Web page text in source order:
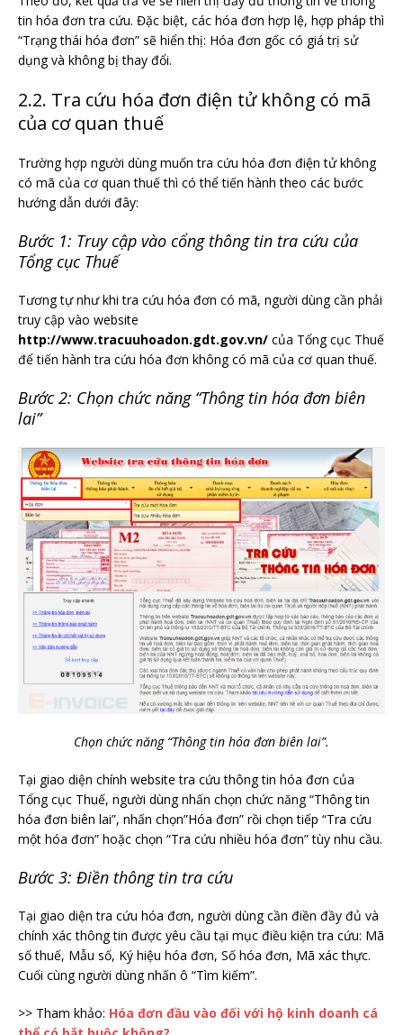
tin hóa đơn tra cứu. Đặc biệt, các hóa đơn hợp lệ, hợp pháp thì
“Trạng thái hóa đơn” sẽ hiển thị: Hóa đơn gốc có giá trị sử
dụng và không bị thay đổi.
2.2. Tra cứu hóa đơn điện tử không có mã
của cơ quan thuế
Trường hợp người dùng muốn tra cứu hóa đơn điện tử không
có mã của cơ quan thuế thì có thể tiến hành theo các bước
hướng dẫn dưới đây:
Bước 1: Truy cập vào cổng thông tin tra cứu của
Tổng cục Thuế
Tương tự như khi tra cứu hóa đơn có mã, người dùng cần phải
truy cập vào website
http://www.tracuuhoadon.gdt.gov.vn/ của Tổng cục Thuế
để tiến hành tra cứu hóa đơn không có mã của cơ quan thuế.
Bước 2: Chọn chức năng “Thông tin hóa đơn biên
lai”
Chọn chức năng “Thông tin hóa đơn biên lai”.
Tại giao diện chính website tra cứu thông tin hóa đơn của
Tổng cục Thuế, người dùng nhấn chọn chức năng “Thông tin
hóa đơn biên lai”, nhấn chọn”Hóa đơn” rồi chọn tiếp “Tra cứu
một hóa đơn” hoặc chọn “Tra cứu nhiều hóa đơn” tùy nhu cầu.
Bước 3: Điền thông tin tra cứu
Tại giao diện tra cứu hóa đơn, người dùng cần điền đầy đủ và
chính xác thông tin được yêu cầu tại mục điều kiện tra cứu: Mã
số thuế, Mẫu số, Ký hiệu hóa đơn, Số hóa đơn, Mã xác thực.
Cuối cùng người dùng nhấn ô “Tìm kiếm”.
>> Tham khảo: Hóa đơn đầu vào đối với hộ kinh doanh cá